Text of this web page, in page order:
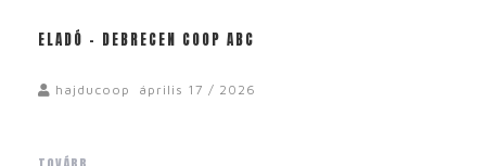
ELADÓ – DEBRECEN COOP ABC
hajducoop április 17 / 2026